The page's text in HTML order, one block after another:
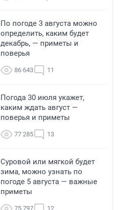
По погоде 3 августа можно
определить, каким будет
декабрь, — приметы и
поверья
86 643 11
Погода 30 июля укажет,
каким ждать август —
поверья и приметы
77 285 13
Суровой или мягкой будет
зима, можно узнать по
погоде 5 августа — важные
приметы
75 797 12